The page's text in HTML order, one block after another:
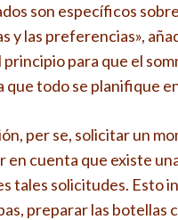
son específicos
y las preferencias»,
para que el
que todo se planifique
per se, solicitar un
cuenta que existe
tales solicitudes. Esto
preparar las